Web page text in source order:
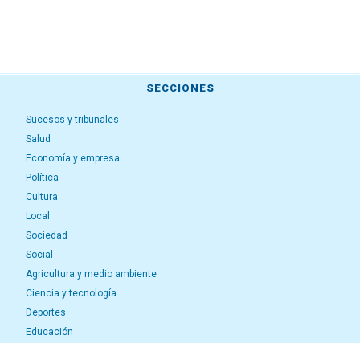
SECCIONES
Sucesos y tribunales
Salud
Economía y empresa
Política
Cultura
Local
Sociedad
Social
Agricultura y medio ambiente
Ciencia y tecnología
Deportes
Educación